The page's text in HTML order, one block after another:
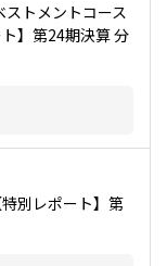
トメントコース
】第24期決算 分
別レポート】第